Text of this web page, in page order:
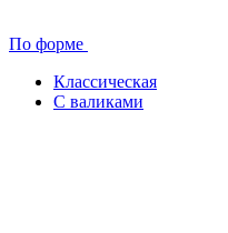
По форме
Классическая
С валиками